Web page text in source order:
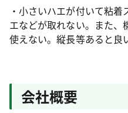
・小さいハエが付いて粘
エなどが取れない。また、
使えない。縦長等あると良
会社概要